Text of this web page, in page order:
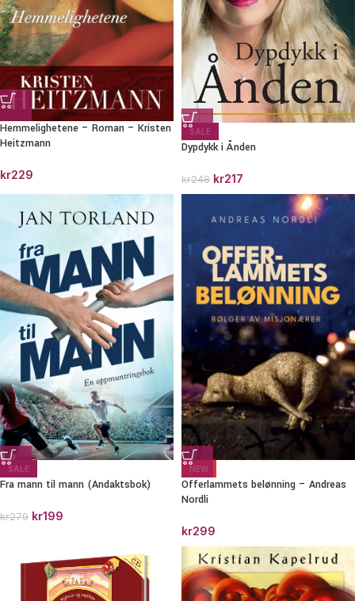
Hemmelighetene – Roman – Kristen
Heitzmann
kr229
SALE
Dypdykk i Ånden
kr248 kr217
SALE
Fra mann til mann (Andaktsbok)
kr279 kr199
NEW
Offerlammets belønning – Andreas
Nordli
kr299